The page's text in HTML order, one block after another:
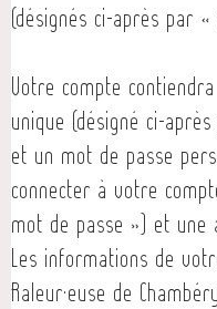
(désignés ci-après par
Votre compte
unique (désigné ci-
et un mot de passe
connecter à votre
mot de passe ») et une
Les informations de
Raleur·euse de